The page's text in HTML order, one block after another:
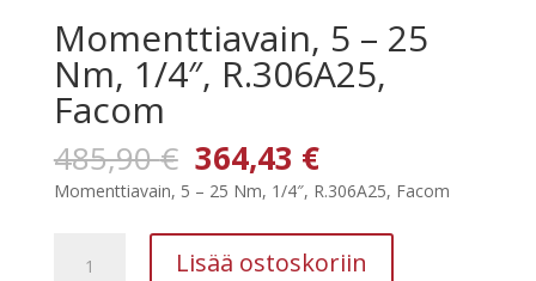
Momenttiavain, 5 – 25
Nm, 1/4″, R.306A25,
Facom
485,90€ Alkuperäinen
hinta
oli:
485,90 €.
364,43 €Nykyinen
hinta
on:
364,43 €.
Momenttiavain, 5 – 25 Nm, 1/4″, R.306A25, Facom
Lisää ostoskoriin